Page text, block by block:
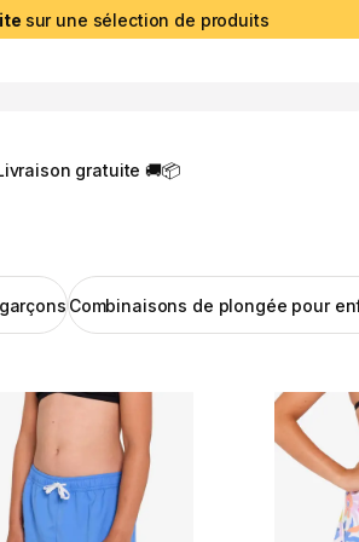
sur une sélection de produits
gratuite 🚚📦
Combinaisons de plongée pour